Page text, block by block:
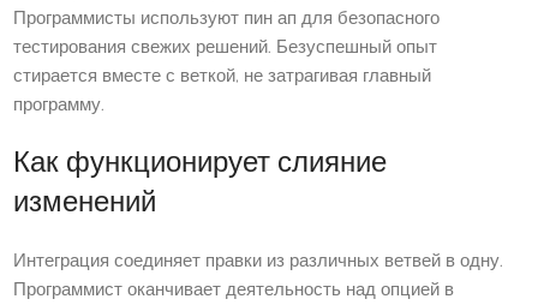
Программисты используют пин ап для безопасного
тестирования свежих решений. Безуспешный опыт
стирается вместе с веткой, не затрагивая главный
программу.
Как функционирует слияние
изменений
Интеграция соединяет правки из различных ветвей в одну.
Программист оканчивает деятельность над опцией в